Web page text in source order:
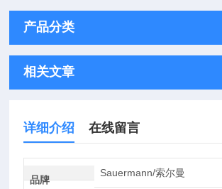
产品分类
相关文章
详细介绍 在线留言
品牌
Sauermann/索尔曼